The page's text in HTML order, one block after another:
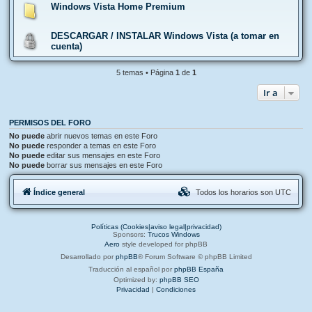
Windows Vista Home Premium
DESCARGAR / INSTALAR Windows Vista (a tomar en
cuenta)
5 temas • Página 1 de 1
Ir a
PERMISOS DEL FORO
No puede abrir nuevos temas en este Foro
No puede responder a temas en este Foro
No puede editar sus mensajes en este Foro
No puede borrar sus mensajes en este Foro
Índice general Todos los horarios son UTC
Políticas (Cookies|aviso legal|privacidad)
Sponsors: Trucos Windows
Aero style developed for phpBB
Desarrollado por phpBB® Forum Software © phpBB Limited
Traducción al español por phpBB España
Optimized by: phpBB SEO
Privacidad | Condiciones